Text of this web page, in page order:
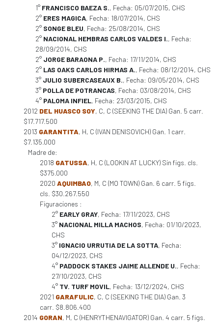
1° FRANCISCO BAEZA S., Fecha: 05/07/2015, CHS
2° ERES MAGICA, Fecha: 18/07/2014, CHS
2° SONGE BLEU, Fecha: 25/08/2014, CHS
2° NACIONAL HEMBRAS CARLOS VALDES I., Fecha:
28/09/2014, CHS
2° JORGE BARAONA P., Fecha: 17/11/2014, CHS
2° LAS OAKS CARLOS HIRMAS A., Fecha: 08/12/2014, CHS
3° JULIO SUBERCASEAUX B., Fecha: 09/05/2014, CHS
3° POLLA DE POTRANCAS, Fecha: 03/08/2014, CHS
4° PALOMA INFIEL, Fecha: 23/03/2015, CHS
2012 DEL HUASCO SOY, C, C (SEEKING THE DIA) Gan. 5 carr.
$17.717.500
2013 GARANTITA, H, C (IVAN DENISOVICH) Gan. 1 carr.
$7.135.000
Madre de:
2018 GATUSSA, H, C (LOOKIN AT LUCKY) Sin figs. cls.
$375.000
2020 AQUIMBAO, M, C (MO TOWN) Gan. 6 carr. 5 figs.
cls. $30.267.550
Figuraciones :
2° EARLY GRAY, Fecha: 17/11/2023, CHS
3° NACIONAL MILLA MACHOS, Fecha: 01/10/2023,
CHS
3° IGNACIO URRUTIA DE LA SOTTA, Fecha:
04/12/2023, CHS
4° PADDOCK STAKES JAIME ALLENDE U., Fecha:
27/10/2023, CHS
4° TV. TURF MOVIL, Fecha: 13/12/2024, CHS
2021 GARAFULIC, C, C (SEEKING THE DIA) Gan. 3
carr. $8.806.400
2014 GORAN, M, C (HENRYTHENAVIGATOR) Gan. 4 carr. 5 figs.